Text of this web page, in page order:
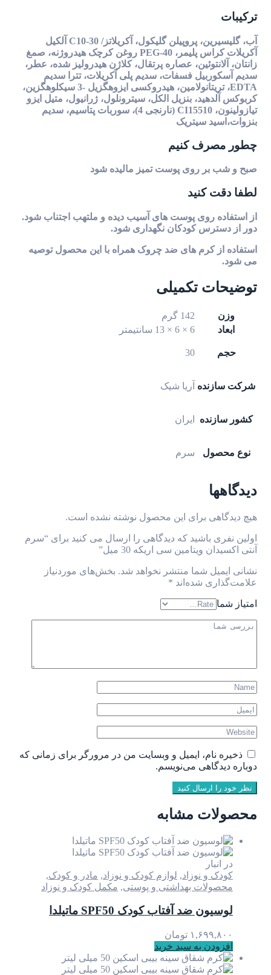
ترکیبات
آب، گلیسیرین، پروپیلن گلیکول، آکریلاتز/ C10-30 آلکیل
آکریلات کراس پلیمر، PEG-40 روغن کرچک هیدروژنه، صمغ
زانتان، آلانتوئین، عصاره پرتقال، کلاژن هیدرولیز شده، عطر،
سدیم آسکوربیل فسفات، سدیم پلی آکریلات، تترا سدیم
EDTA، تریتانولامین، هیدروکسی ایزوهگزیل -3 سیکلوهگزین،
کربوکس آلدهید، بنزیل الکل، سیترونلول، ژرانیول، متیل ایزو
تیازولینون، CI15510 (نارنجی 4)، سوربات پتاسیم، سدیم
بنزوات،اسید سیتریک
چطور مصرف کنیم
صبح و شب بر روی پوست تمیز مالیده شود
لطفا دقت کنید
از استفاده روی پوست های آسیب دیده و ملتهب اجتناب شود.
دور از دسترس کودکان نگهداری شود.
استفاده از کرم های ضد چروک همراه با این محصول توصیه
می شود.
توضیحات تکمیلی
وزن
142 گرم
ابعاد
6 × 6 × 13 سانتیمتر
حجم 30
شرکت سازنده آریا شیک
کشور سازنده ایران
نوع محصول سرم
دیدگاهها
هیچ دیدگاهی برای این محصول نوشته نشده است.
اولین نفری باشید که دیدگاهی را ارسال می کنید برای “سرم
آنتی اکسیدان ویتامین سی اریکه 30 میل”
نشانی ایمیل شما منتشر نخواهد شد. بخش‌های موردنیاز
علامت‌گذاری شده‌اند *
امتیاز شما
ذخیره نام، ایمیل و وبسایت من در مرورگر برای زمانی که
دوباره دیدگاهی می‌نویسم.
نظر خود را ارسال کنید
محصولات مشابه
در انبار
کودک و نوزاد, لوازم کودک و نوزاد, مادر و کودک,
محصولات بهداشتی و پوستی, مکمل کودک و نوزاد
لوسیون ضد آفتاب کودک SPF50 ماتیلدا
۱,۶۹۹,۸۰۰ تومان
افزودن به سبد خرید